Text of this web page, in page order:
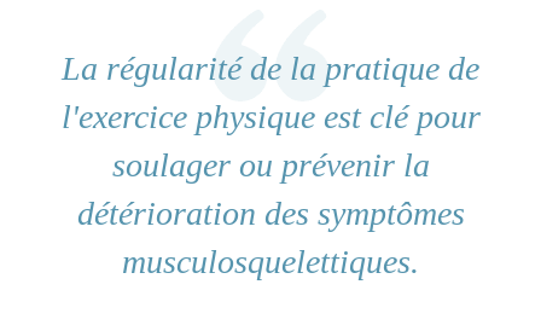
La régularité de la pratique de
l'exercice physique est clé pour
soulager ou prévenir la
détérioration des symptômes
musculosquelettiques.